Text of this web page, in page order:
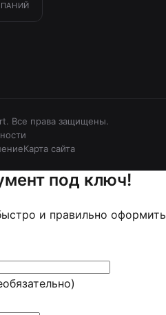
Все права защищены.
Карта сайта
под ключ!
и правильно оформить